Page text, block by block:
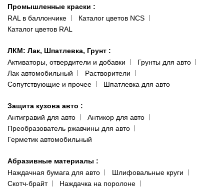
Промышленные краски :
RAL в баллончике
Каталог цветов NCS
Каталог цветов RAL
ЛКМ: Лак, Шпатлевка, Грунт :
Активаторы, отвердители и добавки
Грунты для авто
Лак автомобильный
Растворители
Сопутствующие и прочее
Шпатлевка для авто
Защита кузова авто :
Антигравий для авто
Антикор для авто
Преобразователь ржавчины для авто
Герметик автомобильный
Абразивные материалы :
Наждачная бумага для авто
Шлифовальные круги
Скотч-брайт
Наждачка на поролоне